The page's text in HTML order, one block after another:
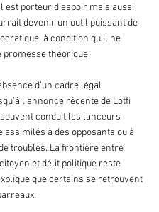
est porteur d’espoir mais aussi
devenir un outil puissant de
à condition qu’il ne
promesse théorique.
d’un cadre légal
l’annonce récente de Lotfi
conduit les lanceurs
assimilés à des opposants ou à
troubles. La frontière entre
et délit politique reste
que certains se retrouvent